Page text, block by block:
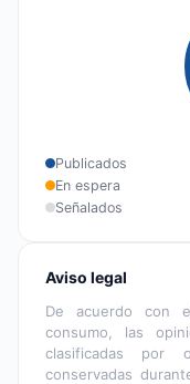
Publicados
En espera
Señalados
Aviso legal
De acuerdo con
consumo, las
clasificadas por
conservadas